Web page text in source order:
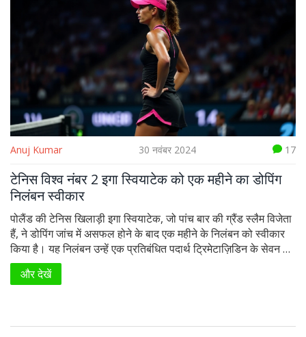
Anuj Kumar 30 नवंबर 2024 17
टेनिस विश्व नंबर 2 इगा स्वियाटेक को एक महीने का डोपिंग
निलंबन स्वीकार
पोलैंड की टेनिस खिलाड़ी इगा स्वियाटेक, जो पांच बार की ग्रैंड स्लैम विजेता
हैं, ने डोपिंग जांच में असफल होने के बाद एक महीने के निलंबन को स्वीकार
किया है। यह निलंबन उन्हें एक प्रतिबंधित पदार्थ ट्रिमेटाज़िडिन के सेवन के
लिए दिया गया है। स्वियाटेक ने इसे अनजाने में लिए गए एक नींद संबंधित दवा
के प्रदूषण का परिणाम बताया है।
और देखें